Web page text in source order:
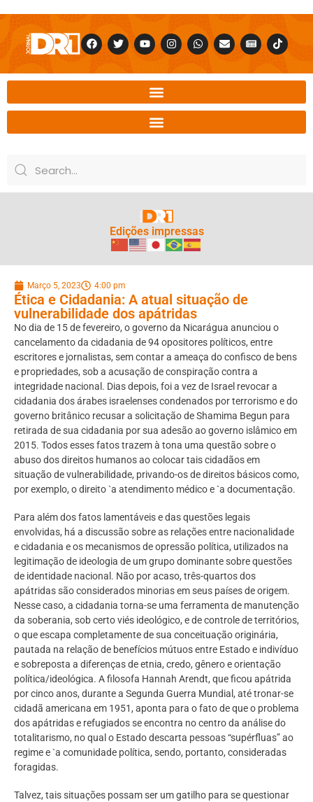
Edições impressas
Março 5, 2023 4:00 pm
Ética e Cidadania: A atual situação de
vulnerabilidade dos apátridas
No dia de 15 de fevereiro, o governo da Nicarágua anunciou o
cancelamento da cidadania de 94 opositores políticos, entre
escritores e jornalistas, sem contar a ameaça do confisco de bens
e propriedades, sob a acusação de conspiração contra a
integridade nacional. Dias depois, foi a vez de Israel revocar a
cidadania dos árabes israelenses condenados por terrorismo e do
governo britânico recusar a solicitação de Shamima Begun para
retirada de sua cidadania por sua adesão ao governo islâmico em
2015. Todos esses fatos trazem à tona uma questão sobre o
abuso dos direitos humanos ao colocar tais cidadãos em
situação de vulnerabilidade, privando-os de direitos básicos como,
por exemplo, o direito `a atendimento médico e `a documentação.
Para além dos fatos lamentáveis e das questões legais
envolvidas, há a discussão sobre as relações entre nacionalidade
e cidadania e os mecanismos de opressão política, utilizados na
legitimação de ideologia de um grupo dominante sobre questões
de identidade nacional. Não por acaso, três-quartos dos
apátridas são considerados minorias em seus países de origem.
Nesse caso, a cidadania torna-se uma ferramenta de manutenção
da soberania, sob certo viés ideológico, e de controle de territórios,
o que escapa completamente de sua conceituação originária,
pautada na relação de benefícios mútuos entre Estado e indivíduo
e sobreposta a diferenças de etnia, credo, gênero e orientação
política/ideológica. A filosofa Hannah Arendt, que ficou apátrida
por cinco anos, durante a Segunda Guerra Mundial, até tronar-se
cidadã americana em 1951, aponta para o fato de que o problema
dos apátridas e refugiados se encontra no centro da análise do
totalitarismo, no qual o Estado descarta pessoas “supérfluas” ao
regime e `a comunidade política, sendo, portanto, consideradas
foragidas.
Talvez, tais situações possam ser um gatilho para se questionar